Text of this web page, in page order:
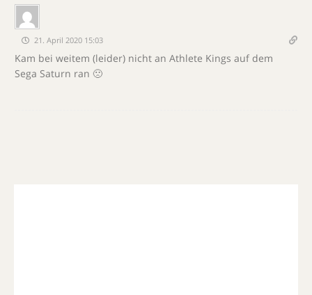
21. April 2020 15:03
Kam bei weitem (leider) nicht an Athlete Kings auf dem
Sega Saturn ran 🙁